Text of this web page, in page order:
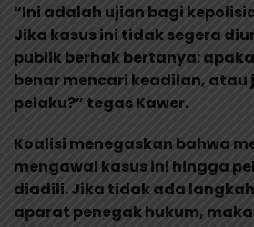
“Ini adalah ujian bagi
Jika kasus ini tidak segera
publik berhak bertanya:
benar mencari keadilan,
pelaku?” tegas Kawer.
Koalisi menegaskan bahwa
mengawal kasus ini hingga
diadili. Jika tidak ada
aparat penegak hukum,